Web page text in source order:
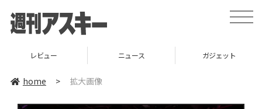
toggle
ガジェット
home > 拡大画像